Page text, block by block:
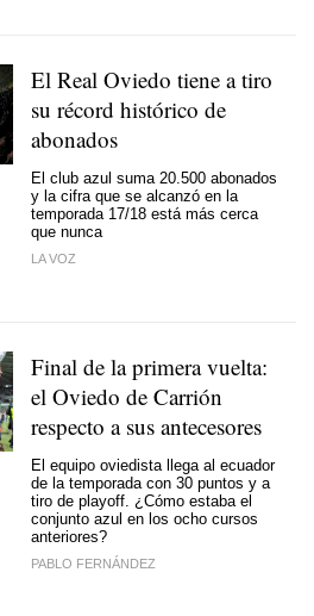
El Real Oviedo tiene a tiro
su récord histórico de
abonados
El club azul suma 20.500 abonados
y la cifra que se alcanzó en la
temporada 17/18 está más cerca
que nunca
LA VOZ
Final de la primera vuelta:
el Oviedo de Carrión
respecto a sus antecesores
El equipo oviedista llega al ecuador
de la temporada con 30 puntos y a
tiro de playoff. ¿Cómo estaba el
conjunto azul en los ocho cursos
anteriores?
PABLO FERNÁNDEZ